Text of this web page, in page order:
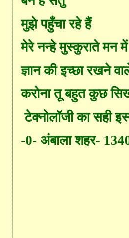
मुझे पहुँचा रहे हैं
मेरे नन्हे मुस्कुराते मन में
ज्ञान की इच्छा रखने
करोना तू बहुत कुछ
टेक्नोलॉजी का सही
-0- अंबाला शहर-